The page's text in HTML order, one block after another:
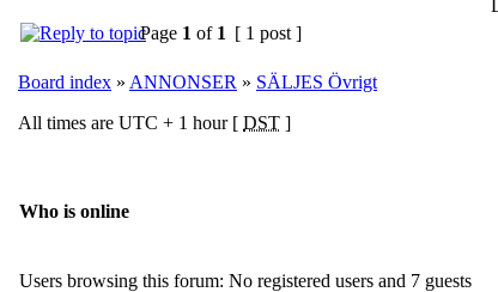
Page 1 of 1 [ 1 post ]
Board index » ANNONSER » SÄLJES Övrigt
All times are UTC + 1 hour [ DST ]
Who is online
Users browsing this forum: No registered users and 7 guests